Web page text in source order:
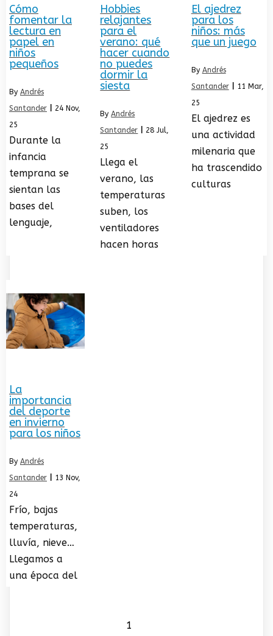
Cómo
fomentar la
lectura en
papel en
niños
pequeños
By Andrés
Santander
24 Nov,
25
Durante la
infancia
temprana se
sientan las
bases del
lenguaje,
Hobbies
relajantes
para el
verano: qué
hacer cuando
no puedes
dormir la
siesta
ByAndrés
Santander
28 Jul,
25
Llega el
verano, las
temperaturas
suben, los
ventiladores
hacen horas
El ajedrez
para los
niños: más
que un juego
By Andrés
Santander
11 Mar,
25
El ajedrez es
una actividad
milenaria que
ha trascendido
culturas
La
importancia
del deporte
en invierno
para los niños
By Andrés
Santander
13 Nov,
24
Frío, bajas
temperaturas,
lluvía, nieve…
Llegamos a
una época del
1